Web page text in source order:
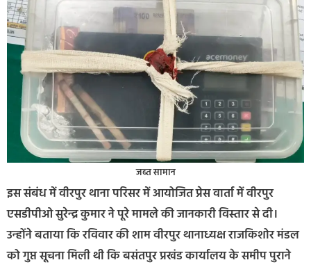
जब्त सामान
इस संबंध में वीरपुर थाना परिसर में आयोजित प्रेस वार्ता में वीरपुर
एसडीपीओ सुरेन्द्र कुमार ने पूरे मामले की जानकारी विस्तार से दी।
उन्होंने बताया कि रविवार की शाम वीरपुर थानाध्यक्ष राजकिशोर मंडल
को गुप्त सूचना मिली थी कि बसंतपुर प्रखंड कार्यालय के समीप पुराने